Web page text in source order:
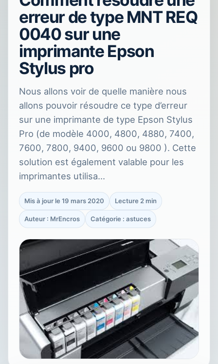
erreur de type MNT REQ
0040 sur une
imprimante Epson
Stylus pro
Nous allons voir de quelle manière nous
allons pouvoir résoudre ce type d’erreur
sur une imprimante de type Epson Stylus
Pro (de modèle 4000, 4800, 4880, 7400,
7600, 7800, 9400, 9600 ou 9800 ). Cette
solution est également valable pour les
imprimantes utilisa…
Mis à jour le 19 mars 2020 Lecture 2 min
Auteur : MrEncros Catégorie : astuces